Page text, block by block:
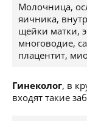
Молочница,
яичника,
щейки матки,
многоводие,
плацентит,
Гинеколог, в
входят такие